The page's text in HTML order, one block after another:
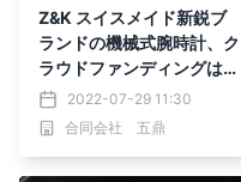
Z&K スイスメイド新鋭ブ
ランドの機械式腕時計、ク
ラウドファンディングはラ
スト1日間です！！！
2022-07-29 11:30
合同会社 五鼎